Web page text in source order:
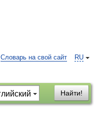
RU
Словарь на свой сайт
Найти!